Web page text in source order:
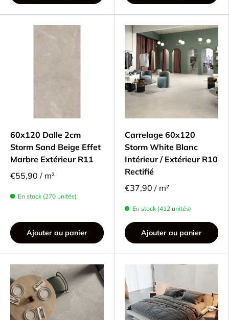
60x120 Dalle 2cm
Storm Sand Beige Effet
Marbre Extérieur R11
€55,90 / m²
En stock (270 unités)
Ajouter au panier
Carrelage 60x120
Storm White Blanc
Intérieur / Extérieur R10
Rectifié
€37,90 / m²
En stock (412 unités)
Ajouter au panier